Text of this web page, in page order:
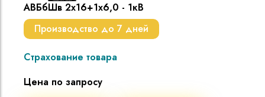
АВБбШв 2х16+1х6,0 - 1кВ
Производство до 7 дней
Страхование товара
Цена по запросу